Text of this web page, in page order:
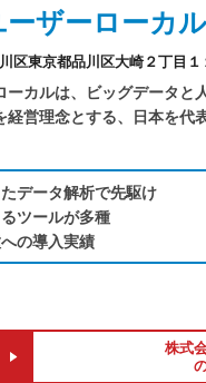
データ分析・活
ブロックチェー
官公庁・自治体
ーザーローカル
区東京都品川区大崎２丁目１
ーカルは、ビッグデータと
経営理念とする、日本を代
データ解析で先駆け
ツールが多種
の導入実績
株式